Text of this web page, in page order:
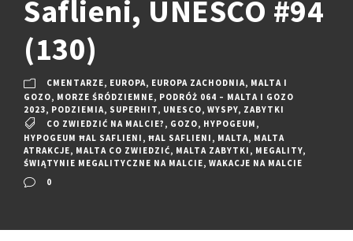
Saflieni, UNESCO #94
(130)
CMENTARZE, EUROPA, EUROPA ZACHODNIA, MALTA I
GOZO, MORZE ŚRÓDZIEMNE, PODRÓŻ 064 – MALTA I GOZO
2023, PODZIEMIA, SUPERHIT, UNESCO, WYSPY, ZABYTKI
CO ZWIEDZIĆ NA MALCIE? , GOZO, HYPOGEUM ,
HYPOGEUM ĦAL SAFLIENI , ĦAL SAFLIENI , MALTA, MALTA
ATRAKCJE, MALTA CO ZWIEDZIĆ, MALTA ZABYTKI , MEGALITY,
ŚWIĄTYNIE MEGALITYCZNE NA MALCIE, WAKACJE NA MALCIE
0